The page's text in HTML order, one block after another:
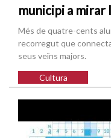
municipi a mirar
Més de quatre-cents
recorregut que
seus veïns majors.
Cultura